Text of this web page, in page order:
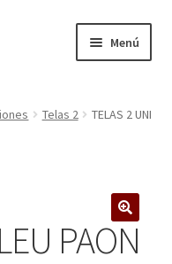
Menú
Telas 2
TELAS 2 UNI
PAON